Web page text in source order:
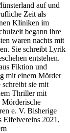
auf und
Zeit als
Kliniken im
begann ihre
waren nachts mit
Sie schreibt Lyrik
entstehen.
Fiktion und
mit einem Mörder
sie mit
Thriller mit
e. V. Bisherige
Eifelvereins 2021,